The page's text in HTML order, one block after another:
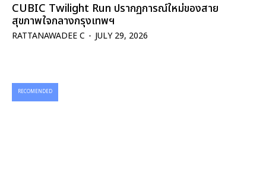
CUBIC Twilight Run ปรากฏการณ์ใหม่ของสาย
สุขภาพใจกลางกรุงเทพฯ
RATTANAWADEE C - JULY 29, 2026
RECOMENDED